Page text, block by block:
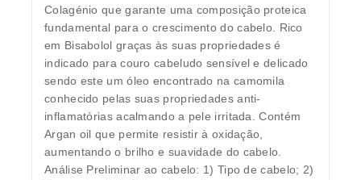
Colagénio que garante uma composição proteica
fundamental para o crescimento do cabelo. Rico
em Bisabolol graças às suas propriedades é
indicado para couro cabeludo sensível e delicado
sendo este um óleo encontrado na camomila
conhecido pelas suas propriedades anti-
inflamatórias acalmando a pele irritada. Contém
Argan oil que permite resistir à oxidação,
aumentando o brilho e suavidade do cabelo.
Análise Preliminar ao cabelo: 1) Tipo de cabelo; 2)